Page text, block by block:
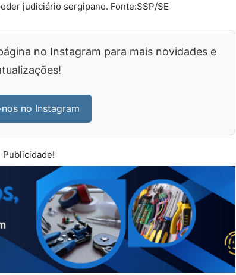
judiciário sergipano. Fonte:SSP/SE
no Instagram para mais novidades e
no Instagram
Publicidade!